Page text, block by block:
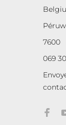
7600
069